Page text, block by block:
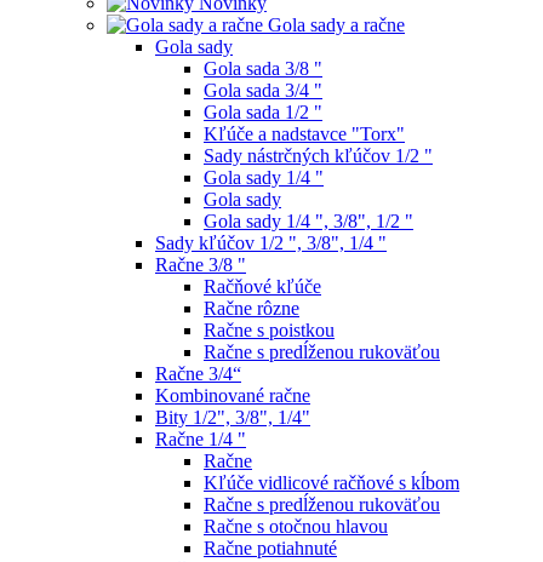
Gola sady a račne
Gola sady
Gola sada 3/8 "
Gola sada 3/4 "
Gola sada 1/2 "
Kľúče a nadstavce "Torx"
Sady nástrčných kľúčov 1/2 "
Gola sady 1/4 "
Gola sady
Gola sady 1/4 ", 3/8", 1/2 "
Sady kľúčov 1/2 ", 3/8", 1/4 "
Račne 3/8 "
Račňové kľúče
Račne rôzne
Račne s poistkou
Račne s predĺženou rukoväťou
Račne 3/4“
Kombinované račne
Bity 1/2", 3/8", 1/4"
Račne 1/4 "
Račne
Kľúče vidlicové račňové s kĺbom
Račne s predĺženou rukoväťou
Račne s otočnou hlavou
Račne potiahnuté